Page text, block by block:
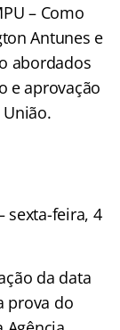
– Como
Antunes e
abordados
e aprovação
sexta-feira, 4
da data
prova do